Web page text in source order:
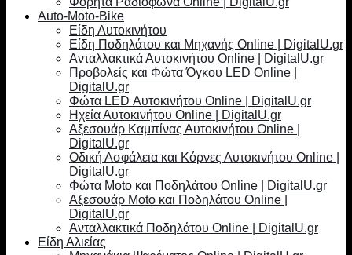
Auto-Moto-Bike
Είδη Αυτοκινήτου
Είδη Ποδηλάτου και Μηχανής Online | DigitalU.gr
Ανταλλακτικά Αυτοκινήτου Online | DigitalU.gr
Προβολείς και Φώτα Όγκου LED Online |
DigitalU.gr
Φώτα LED Αυτοκινήτου Online | DigitalU.gr
Ηχεία Αυτοκινήτου Online | DigitalU.gr
Αξεσουάρ Καμπίνας Αυτοκινήτου Online |
DigitalU.gr
Οδική Ασφάλεια και Κόρνες Αυτοκινήτου Online |
DigitalU.gr
Φώτα Moto και Ποδηλάτου Online | DigitalU.gr
Αξεσουάρ Moto και Ποδηλάτου Online |
DigitalU.gr
Ανταλλακτικά Ποδηλάτου Online | DigitalU.gr
Είδη Αλιείας